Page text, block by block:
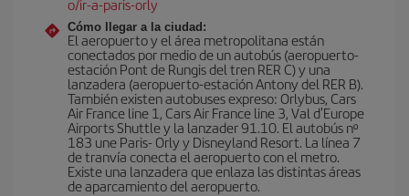
o/ir-a-paris-orly
Cómo llegar a la ciudad:
El aeropuerto y el área metropolitana están
conectados por medio de un autobús (aeropuerto-
estación Pont de Rungis del tren RER C) y una
lanzadera (aeropuerto-estación Antony del RER B).
También existen autobuses expreso: Orlybus, Cars
Air France line 1, Cars Air France line 3, Val d'Europe
Airports Shuttle y la lanzader 91.10. El autobús nº
183 une Paris- Orly y Disneyland Resort. La línea 7
de tranvía conecta el aeropuerto con el metro.
Existe una lanzadera que enlaza las distintas áreas
de aparcamiento del aeropuerto.